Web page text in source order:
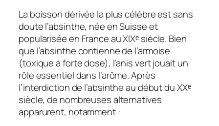
La boisson dérivée la plus célèbre est sans
doute l’absinthe, née en Suisse et
popularisée en France au XIXᵉ siècle. Bien
que l’absinthe contienne de l’armoise
(toxique à forte dose), l’anis vert jouait un
rôle essentiel dans l’arôme. Après
l’interdiction de l’absinthe au début du XXᵉ
siècle, de nombreuses alternatives
apparurent, notamment :